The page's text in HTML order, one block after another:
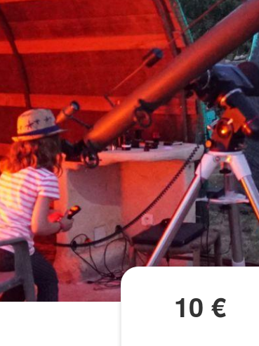
10 €